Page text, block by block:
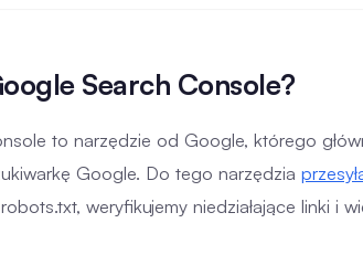
Search Console?
to narzędzie od Google, którego
Google. Do tego narzędzia
weryfikujemy niedziałające linki i